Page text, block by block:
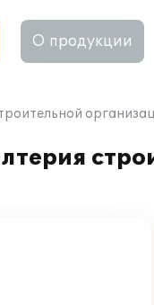
О продукции